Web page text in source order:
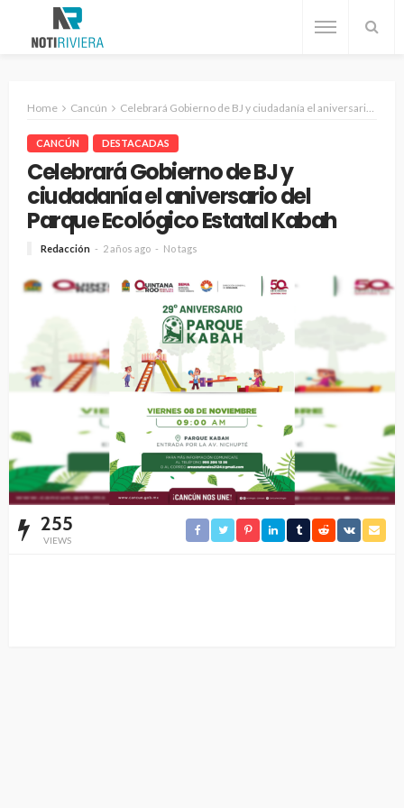
Home Cancún Celebrará Gobierno de BJ y ciudadanía el aniversario del Parque Ecológico Estatal Kabah
CANCÚN DESTACADAS
Celebrará Gobierno de BJ y
ciudadanía el aniversario del
Parque Ecológico Estatal Kabah
Redacción 2 años ago No tags
255
VIEWS